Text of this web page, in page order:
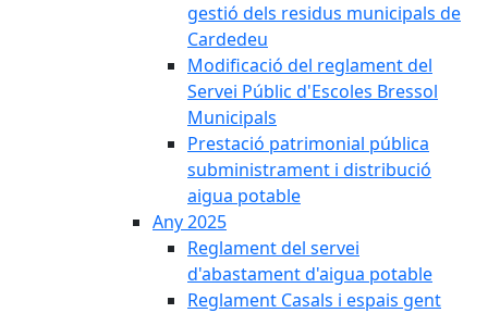
gestió dels residus municipals de
Cardedeu
Modificació del reglament del
Servei Públic d'Escoles Bressol
Municipals
Prestació patrimonial pública
subministrament i distribució
aigua potable
Any 2025
Reglament del servei
d'abastament d'aigua potable
Reglament Casals i espais gent